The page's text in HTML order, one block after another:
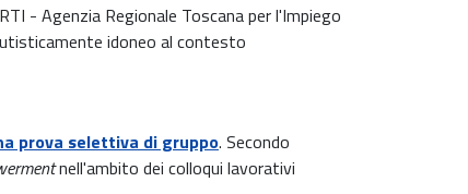
- Agenzia Regionale Toscana per l'Impiego
idoneo al contesto
prova selettiva di gruppo. Secondo
nell'ambito dei colloqui lavorativi